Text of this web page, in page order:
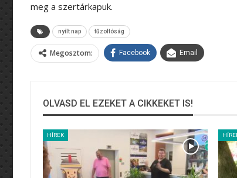
meg a szertárkapuk.
nyílt nap tűzoltóság
Megosztom: Facebook Email
OLVASD EL EZEKET A CIKKEKET IS!
HÍREK